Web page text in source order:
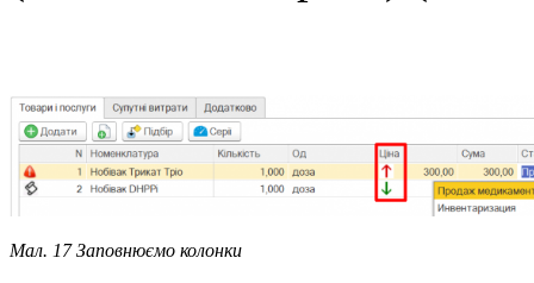
Мал. 17 Заповнюємо колонки